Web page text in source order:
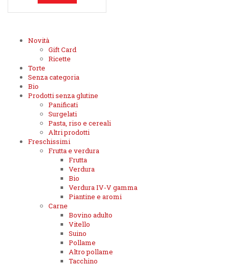
Novità
Gift Card
Ricette
Torte
Senza categoria
Bio
Prodotti senza glutine
Panificati
Surgelati
Pasta, riso e cereali
Altri prodotti
Freschissimi
Frutta e verdura
Frutta
Verdura
Bio
Verdura IV-V gamma
Piantine e aromi
Carne
Bovino adulto
Vitello
Suino
Pollame
Altro pollame
Tacchino